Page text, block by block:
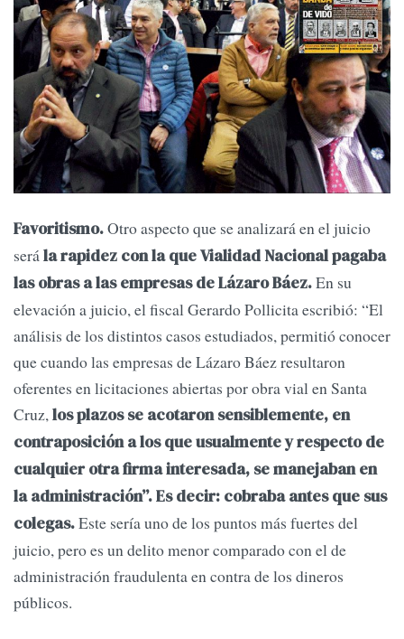
Favoritismo.Otro aspecto que se analizará en el juicio
serála rapidez con la que Vialidad Nacional pagaba
las obras a las empresas de Lázaro Báez.En su
elevación a juicio, el fiscal Gerardo Pollicita escribió: “El
análisis de los distintos casos estudiados, permitió conocer
que cuando las empresas de Lázaro Báez resultaron
oferentes en licitaciones abiertas por obra vial en Santa
Cruz,los plazos se acotaron sensiblemente, en
contraposición a los que usualmente y respecto de
cualquier otra firma interesada, se manejaban en
la administración”. Es decir: cobraba antes que sus
colegas.Este sería uno de los puntos más fuertes del
juicio, pero es un delito menor comparado con el de
administración fraudulenta en contra de los dineros
públicos.